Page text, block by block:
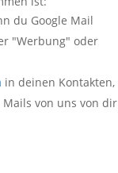
du Google Mail
"Werbung" oder
in deinen Kontakten,
von uns von dir